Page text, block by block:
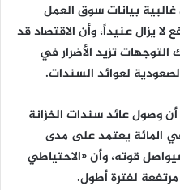
غالبية بيانات سوق العمل
يزال عنيداً، وأن الاقتصاد قد
تزيد الأضرار في
لعوائد السندات.
وصول عائد سندات الخزانة
عشر سنوات إلى مستوى 5 في المائة يعتمد على مدى
قوته، وأن «الاحتياطي
لفترة أطول.